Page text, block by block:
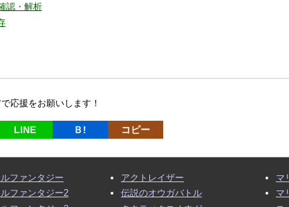
認・解析
応援をお願いします！
LINE Ｂ! コピー
ファンタジー
ファンタジー2
アクトレイザー
伝説のオウガバトル
マ
マ